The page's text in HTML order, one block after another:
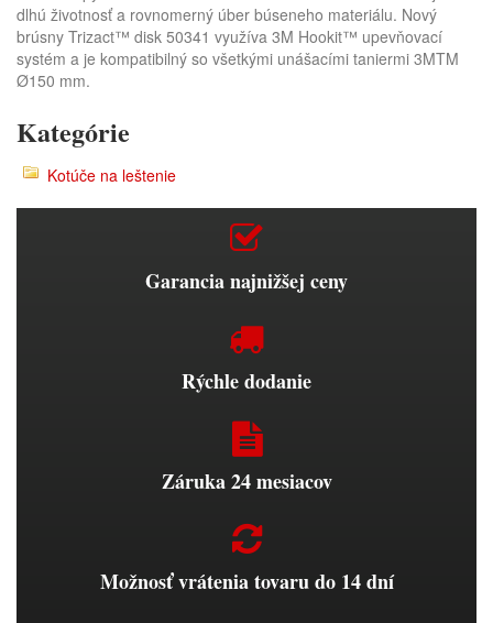
dlhú životnosť a rovnomerný úber búseneho materiálu. Nový
brúsny Trizact™ disk 50341 využíva 3M Hookit™ upevňovací
systém a je kompatibilný so všetkými unášacími taniermi 3MTM
Ø150 mm.
Kategórie
Kotúče na leštenie
Garancia najnižšej ceny
Rýchle dodanie
Záruka 24 mesiacov
Možnosť vrátenia tovaru do 14 dní